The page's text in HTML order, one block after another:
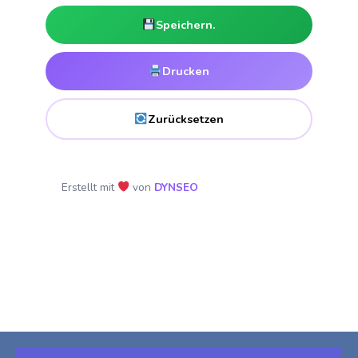
Speichern.
Drucken
Zurücksetzen
Erstellt mit von DYNSEO